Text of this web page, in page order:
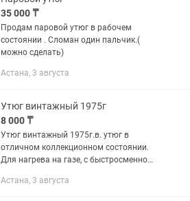
35 000 ₸
Продам паровой утюг в рабочем
состоянии . Сломан один пальчик.(
можно сделать)
Астана, 3 августа
Утюг винтажный 1975г
8 000 ₸
Утюг винтажный 1975г.в. утюг в
отличном коллекционном состоянии.
Для нагрева на газе, с быстросменной
подошвы)
Астана, 3 августа